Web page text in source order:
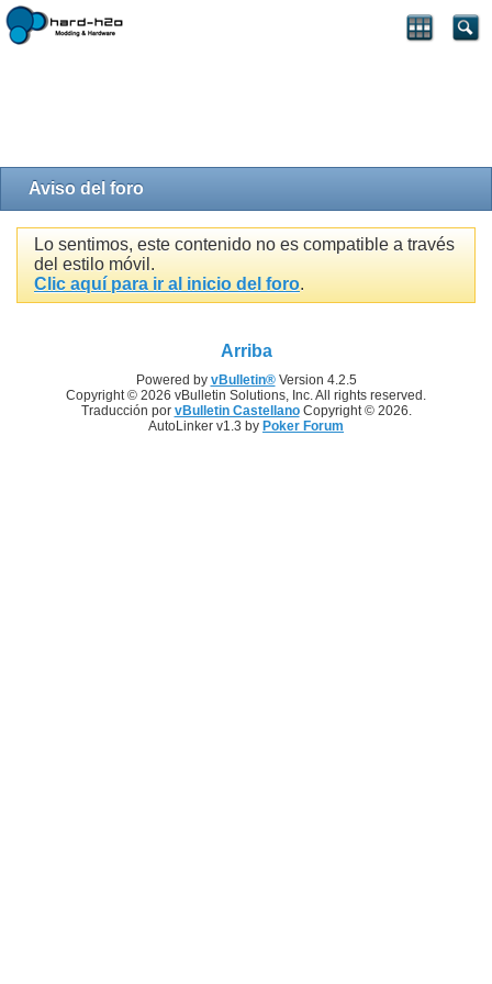
Aviso del foro
Lo sentimos, este contenido no es compatible a través
del estilo móvil.
Clic aquí para ir al inicio del foro.
Arriba
Powered by vBulletin®Version 4.2.5
Copyright © 2026 vBulletin Solutions, Inc. All rights reserved.
Traducción por vBulletin CastellanoCopyright © 2026.
AutoLinker v1.3 by Poker Forum